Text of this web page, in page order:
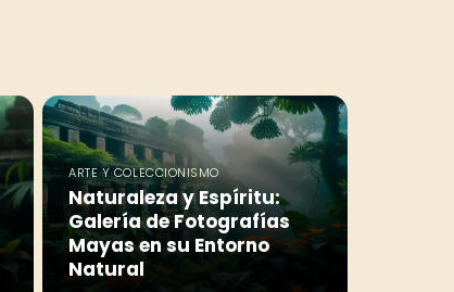
ARTE Y COLECCIONISMO
Naturaleza y Espíritu:
Galería de Fotografías
Mayas en su Entorno
Natural